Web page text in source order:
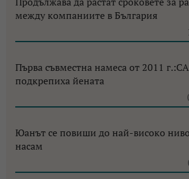
между компаниите в България
Първа съвместна намеса от 2011
подкрепиха йената
Юанът се повиши до най-високо
насам